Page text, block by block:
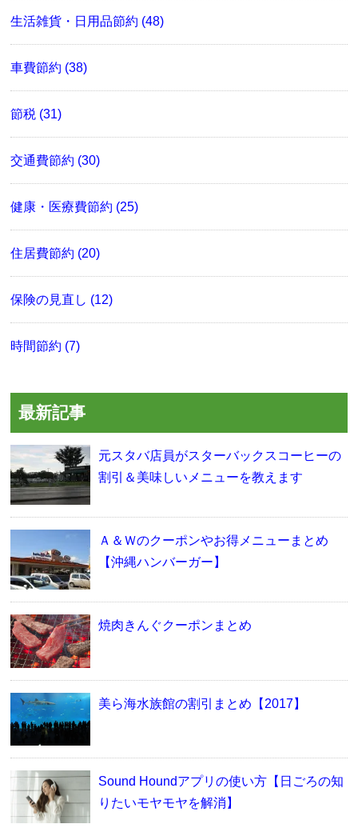
生活雑貨・日用品節約 (48)
車費節約 (38)
節税 (31)
交通費節約 (30)
健康・医療費節約 (25)
住居費節約 (20)
保険の見直し (12)
時間節約 (7)
最新記事
元スタバ店員がスターバックスコーヒーの
割引＆美味しいメニューを教えます
Ａ＆Ｗのクーポンやお得メニューまとめ
【沖縄ハンバーガー】
焼肉きんぐクーポンまとめ
美ら海水族館の割引まとめ【2017】
Sound Houndアプリの使い方【日ごろの知
りたいモヤモヤを解消】